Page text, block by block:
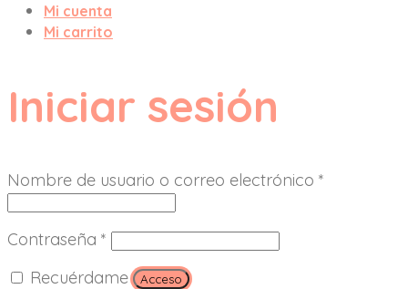
Mi cuenta
Mi carrito
Iniciar sesión
Nombre de usuario o correo electrónico *
Contraseña *
Recuérdame
Acceso